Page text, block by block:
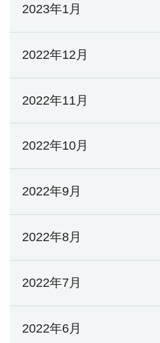
2023年1月
2022年12月
2022年11月
2022年10月
2022年9月
2022年8月
2022年7月
2022年6月